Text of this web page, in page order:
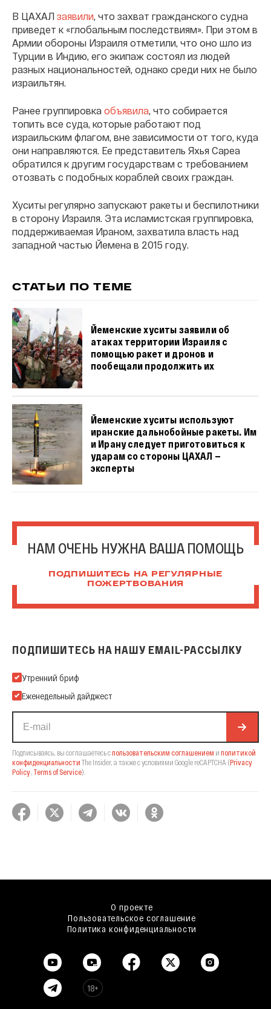
В ЦАХАЛ заявили , что захват гражданского судна
приведет к «глобальным последствиям». При этом в
Армии обороны Израиля отметили, что оно шло из
Турции в Индию, его экипаж состоял из людей
разных национальностей, однако среди них не было
израильтян.
Ранее группировка объявила , что собирается
топить все суда, которые работают под
израильским флагом, вне зависимости от того, куда
они направляются. Ее представитель Яхья Сареа
обратился к другим государствам с требованием
отозвать с подобных кораблей своих граждан.
Хуситы регулярно запускают ракеты и беспилотники
в сторону Израиля. Эта исламистская группировка,
поддерживаемая Ираном, захватила власть над
западной частью Йемена в 2015 году.
СТАТЬИ ПО ТЕМЕ
Йеменские хуситы заявили об
атаках территории Израиля с
помощью ракет и дронов и
пообещали продолжить их
Йеменские хуситы используют
иранские дальнобойные ракеты. Им
и Ирану следует приготовиться к
ударам со стороны ЦАХАЛ —
эксперты
НАМ ОЧЕНЬ НУЖНА ВАША ПОМОЩЬ
ПОДПИШИТЕСЬ НА РЕГУЛЯРНЫЕ
ПОЖЕРТВОВАНИЯ
ПОДПИШИТЕСЬ НА НАШУ EMAIL-РАССЫЛКУ
Подпишитесь на нашу Email-рассылку
Утренний бриф
Еженедельный дайджест
Подписываясь, вы соглашаетесь спользовательским соглашением и политикой
конфиденциальности The Insider, а также с условиями Google reCAPTCHA (Privacy
Policy Terms of Service).
О проекте
Пользовательское соглашение
Политика конфиденциальности
18+